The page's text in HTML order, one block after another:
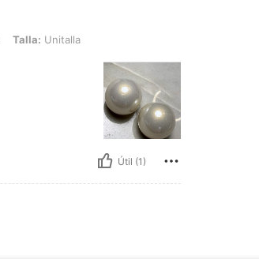
Talla: Unitalla
Útil (1)